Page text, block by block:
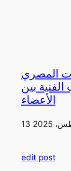
المصري
بين
الأعضاء
2025
edit post